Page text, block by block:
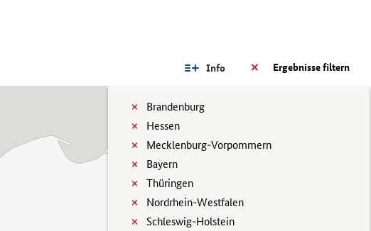
Ergebnisse filtern
Info
Brandenburg
Hessen
Mecklenburg-Vorpommern
Bayern
Thüringen
Nordrhein-Westfalen
Schleswig-Holstein